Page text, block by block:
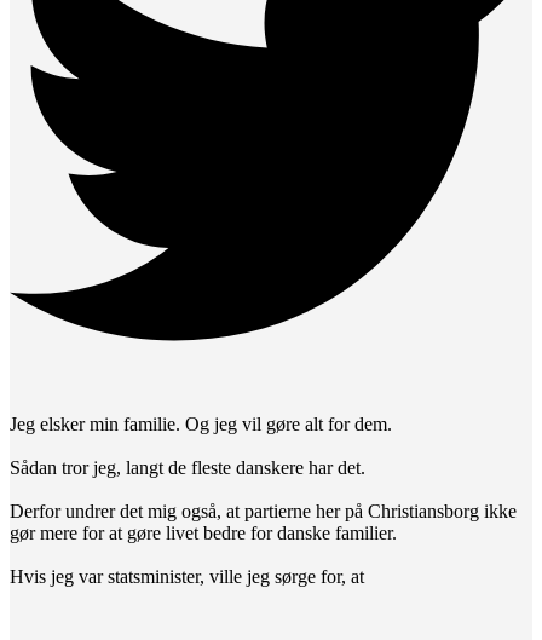
Jeg elsker min familie. Og jeg vil gøre alt for dem.
Sådan tror jeg, langt de fleste danskere har det.
Derfor undrer det mig også, at partierne her på Christiansborg ikke
gør mere for at gøre livet bedre for danske familier.
Hvis jeg var statsminister, ville jeg sørge for, at